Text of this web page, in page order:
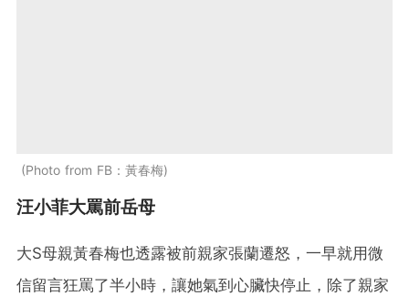
Photo from FB：黃春梅
汪小菲大罵前岳母
大S母親黃春梅也透露被前親家張蘭遷怒，一早就用微
信留言狂罵了半小時，讓她氣到心臟快停止，除了親家